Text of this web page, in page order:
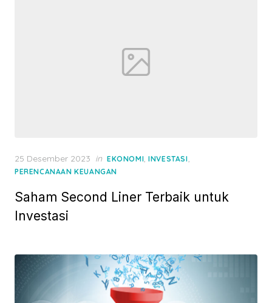
P
o
t
e
d
25 Desember 2023 in EKONOMI,INVESTASI,
PERENCANAAN KEUANGAN
Saham Second Liner Terbaik untuk
Investasi